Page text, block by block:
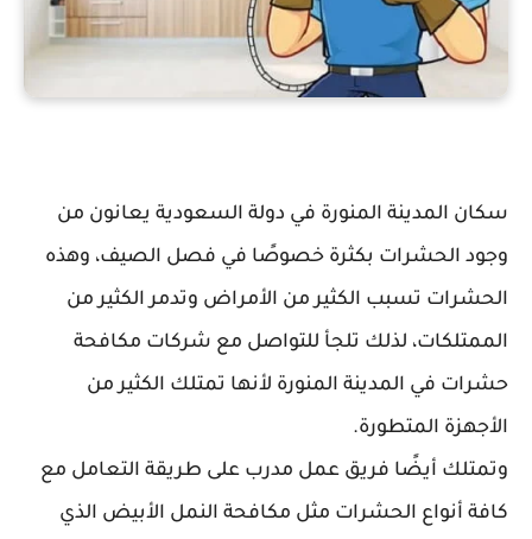
سكان المدينة المنورة في دولة السعودية يعانون من
وجود الحشرات بكثرة خصوصًا في فصل الصيف، وهذه
الحشرات تسبب الكثير من الأمراض وتدمر الكثير من
الممتلكات، لذلك تلجأ للتواصل مع شركات مكافحة
حشرات في المدينة المنورة لأنها تمتلك الكثير من
الأجهزة المتطورة.
وتمتلك أيضًا فريق عمل مدرب على طريقة التعامل مع
كافة أنواع الحشرات مثل مكافحة النمل الأبيض الذي